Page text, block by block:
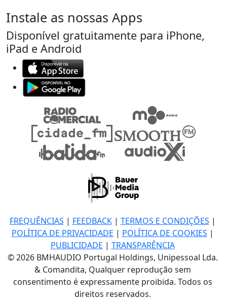
Instale as nossas Apps
Disponível gratuitamente para iPhone,
iPad e Android
FREQUÊNCIAS | FEEDBACK| TERMOS E CONDIÇÕES |
POLÍTICA DE PRIVACIDADE | POLÍTICA DE COOKIES |
PUBLICIDADE | TRANSPARÊNCIA
© 2026 BMHAUDIO Portugal Holdings, Unipessoal Lda.
& Comandita, Qualquer reprodução sem
consentimento é expressamente proibida. Todos os
direitos reservados.